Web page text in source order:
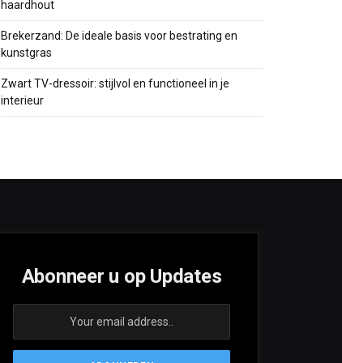
haardhout
Brekerzand: De ideale basis voor bestrating en
kunstgras
Zwart TV-dressoir: stijlvol en functioneel in je
interieur
Abonneer u op Updates